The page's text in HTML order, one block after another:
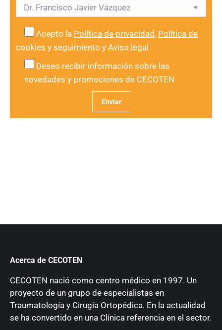
Acepto la Política de privacidad , Política de
cookies y seguimiento y Aviso legal
Deseo recibir información sobre las
novedades y promociones de CECOTEN
Acerca de CECOTEN
CECOTEN nació como centro médico en 1997. Un
proyecto de un grupo de especialistas en
Traumatología y Cirugía Ortopédica. En la actualidad
se ha convertido en una Clínica referencia en el sector.